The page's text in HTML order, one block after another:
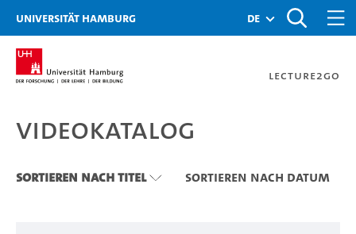
Zu den Filtern
Zur Metanavigation
Zur Hauptnavigation
Zur Suche
Zum Inhalt
Zum Seitenfuss
Universität Hamburg de
Lecture2Go
Videokatalog
Videokatalog
Sortieren nach Titel Sortieren nach Datum